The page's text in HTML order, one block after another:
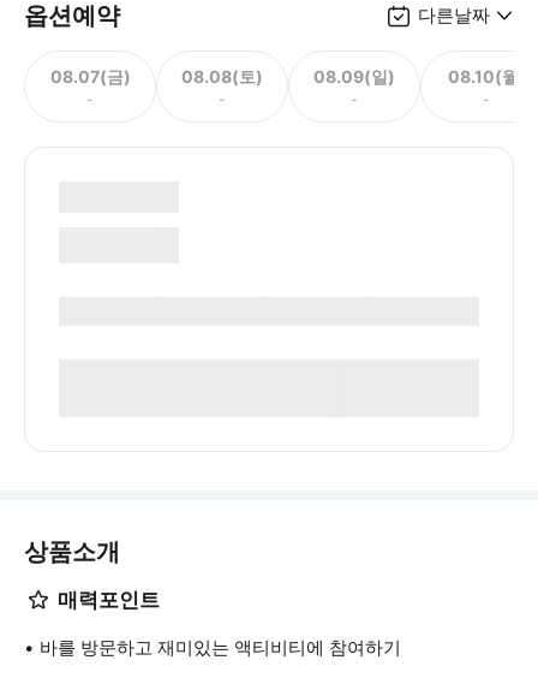
옵션예약 다른날짜
08.07(금)
-
08.08(토)
-
08.09(일)
-
08.10(월)
-
상품소개
매력포인트
바를 방문하고 재미있는 액티비티에 참여하기